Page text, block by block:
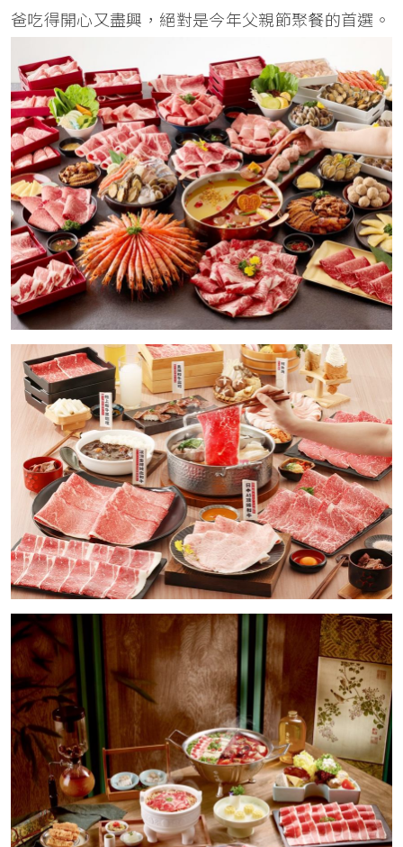
爸吃得開心又盡興，絕對是今年父親節聚餐的首選。